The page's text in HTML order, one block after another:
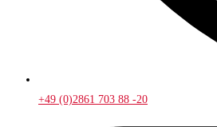
+49 (0)2861 703 88 -20